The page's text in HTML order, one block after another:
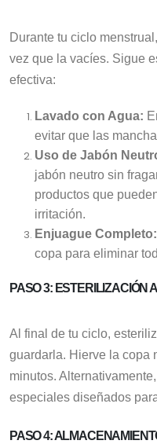
Durante tu ciclo
vez que la vacíes. Sigue
efectiva:
Lavado con Agua:
evitar que las
Uso de Jabón
jabón neutro sin
productos que
irritación.
Enjuague Completo:
copa para eliminar
PASO 3: ESTERILIZACIÓN
Al final de tu ciclo,
guardarla. Hierve la copa
minutos.
especiales diseñados
PASO 4: